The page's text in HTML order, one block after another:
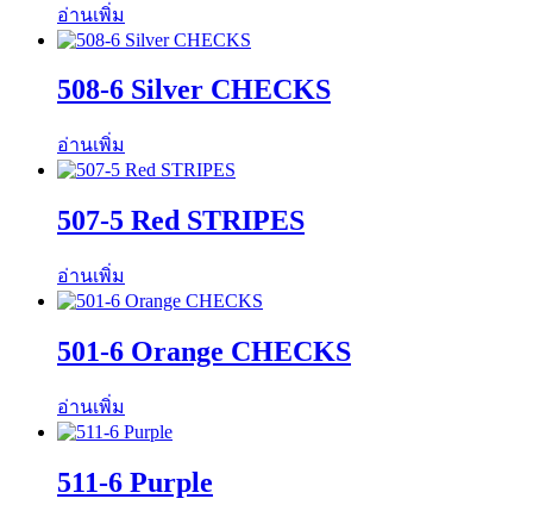
อ่านเพิ่ม
508-6 Silver CHECKS
อ่านเพิ่ม
507-5 Red STRIPES
อ่านเพิ่ม
501-6 Orange CHECKS
อ่านเพิ่ม
511-6 Purple